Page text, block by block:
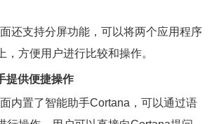
还支持分屏功能，可以将两个应用程序
，方便用户进行比较和操作。
提供便捷操作
内置了智能助手Cortana，可以通过语